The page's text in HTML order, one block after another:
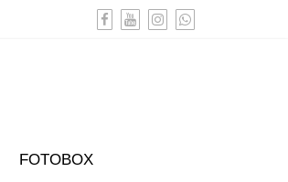
FOTOBOX